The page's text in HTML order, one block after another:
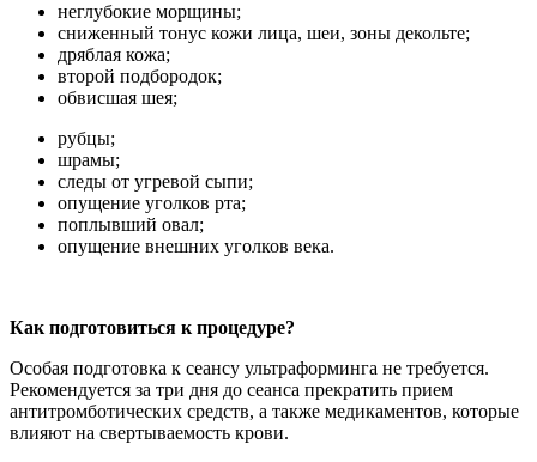
неглубокие морщины;
сниженный тонус кожи лица, шеи, зоны декольте;
дряблая кожа;
второй подбородок;
обвисшая шея;
рубцы;
шрамы;
следы от угревой сыпи;
опущение уголков рта;
поплывший овал;
опущение внешних уголков века.
Как подготовиться к процедуре?
Особая подготовка к сеансу ультраформинга не требуется.
Рекомендуется за три дня до сеанса прекратить прием
антитромботических средств, а также медикаментов, которые
влияют на свертываемость крови.